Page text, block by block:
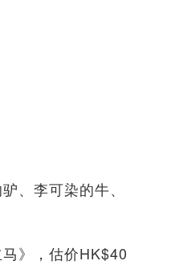
、李可染的牛、
》，估价HK$40